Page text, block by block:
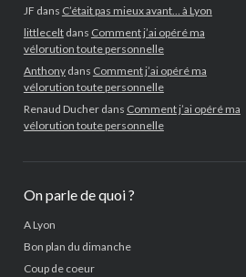
JF dans C’était pas mieux avant… à Lyon
littleceltdans Comment j’ai opéré ma
vélorution toute personnelle
Anthonydans Comment j’ai opéré ma
vélorution toute personnelle
Renaud Ducherdans Comment j’ai opéré ma
vélorution toute personnelle
On parle de quoi ?
A Lyon
Bon plan du dimanche
Coup de coeur